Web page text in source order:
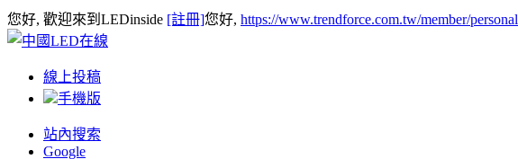
您好, 歡迎來到LEDinside [註冊]您好, https://www.trendforce.com.tw/member/personal
線上投稿
手機版
站內搜索
Google